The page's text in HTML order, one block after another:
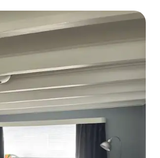
です。